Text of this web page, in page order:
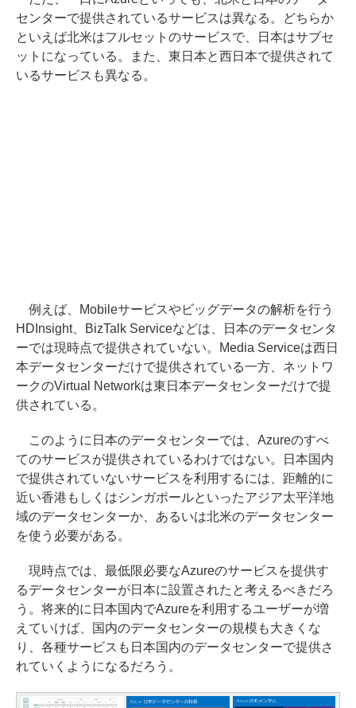
センターで提供されているサービスは異なる。どちらか
といえば北米はフルセットのサービスで、日本はサブセ
ットになっている。また、東日本と西日本で提供されて
いるサービスも異なる。
例えば、Mobileサービスやビッグデータの解析を行う
HDInsight、BizTalk Serviceなどは、日本のデータセンタ
ーでは現時点で提供されていない。Media Serviceは西日
本データセンターだけで提供されている一方、ネットワ
ークのVirtual Networkは東日本データセンターだけで提
供されている。
このように日本のデータセンターでは、Azureのすべ
てのサービスが提供されているわけではない。日本国内
で提供されていないサービスを利用するには、距離的に
近い香港もしくはシンガポールといったアジア太平洋地
域のデータセンターか、あるいは北米のデータセンター
を使う必要がある。
現時点では、最低限必要なAzureのサービスを提供す
るデータセンターが日本に設置されたと考えるべきだろ
う。将来的に日本国内でAzureを利用するユーザーが増
えていけば、国内のデータセンターの規模も大きくな
り、各種サービスも日本国内のデータセンターで提供さ
れていくようになるだろう。